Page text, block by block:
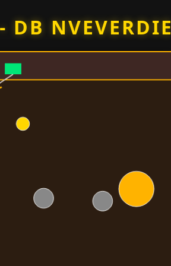
DB NVEVERDIE